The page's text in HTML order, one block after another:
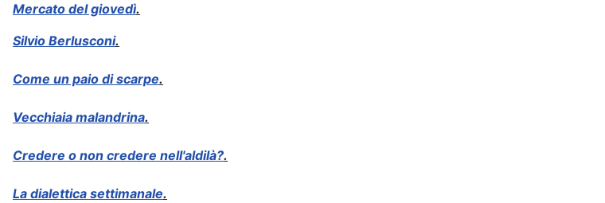
Mercato del giovedì.
Silvio Berlusconi.
Come un paio di scarpe.
Vecchiaia malandrina.
Credere o non credere nell'aldilà?.
La dialettica settimanale.